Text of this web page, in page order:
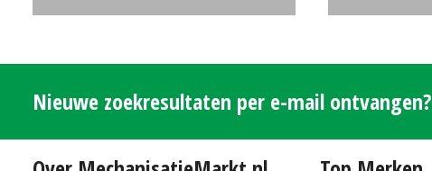
Nieuwe zoekresultaten per e-mail ontvangen?